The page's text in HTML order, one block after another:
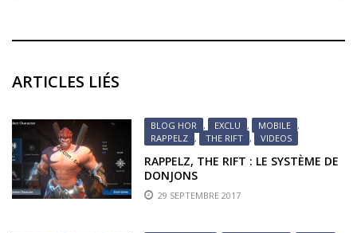
ARTICLES LIÉS
BLOG HOR , EXCLU , MOBILE ,
RAPPELZ , THE RIFT , VIDEOS
RAPPELZ, THE RIFT : LE SYSTÈME DE
DONJONS
29 SEPTEMBRE 2017